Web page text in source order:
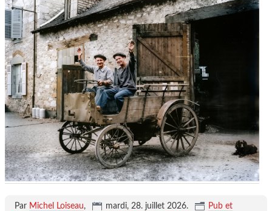
Par Michel Loiseau, mardi, 28. juillet 2026.
Pub et